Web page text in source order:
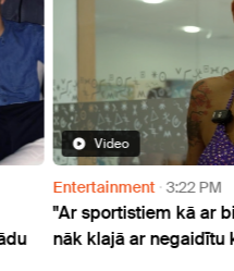
Video
Entertainment 3:22 PM
"Ar sportistiem kā ar
nāk klajā ar negaidītu